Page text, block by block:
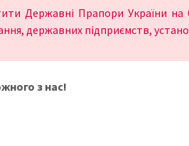
Державні Прапори України на
державних підприємств,
з нас!